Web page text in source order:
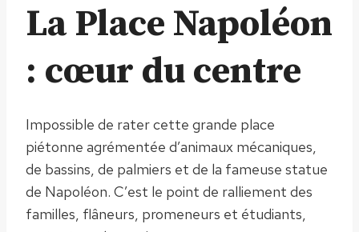
La Place Napoléon
: cœur du centre
Impossible de rater cette grande place
piétonne agrémentée d’animaux mécaniques,
de bassins, de palmiers et de la fameuse statue
de Napoléon. C’est le point de ralliement des
familles, flâneurs, promeneurs et étudiants,